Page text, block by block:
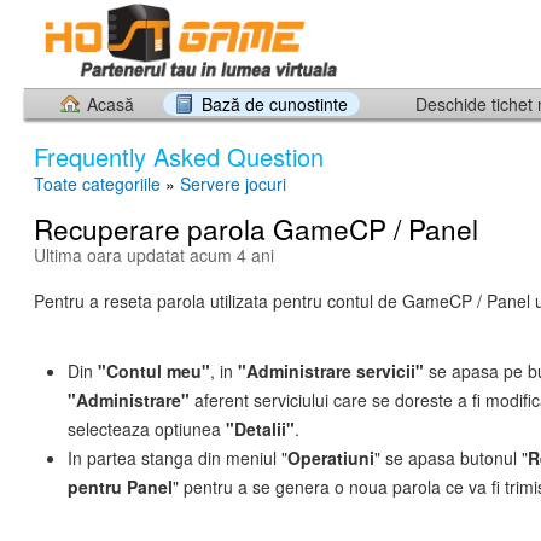
Acasă Bază de cunostinte Deschide tichet
Frequently Asked Question
Toate categoriile » Servere jocuri
Recuperare parola GameCP / Panel
Ultima oara updatat acum 4 ani
Pentru a reseta parola utilizata pentru contul de GameCP / Panel
Din "Contul meu", in "Administrare servicii" se apasa pe
"Administrare" aferent serviciului care se doreste a fi
selecteaza optiunea "Detalii".
In partea stanga din meniul "Operatiuni" se apasa butonul "
pentru Panel" pentru a se genera o noua parola ce va fi